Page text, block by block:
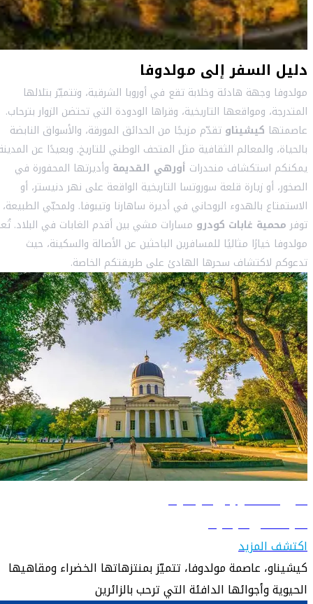
دليل السفر إلى مولدوفا
مولدوفا وجهة هادئة وخلابة تقع في أوروبا الشرقية، وتتميّز بتلالها
المتدرجة، ومواقعها التاريخية، وقراها الودودة التي تحتضن الزوار بترحاب.
عاصمتها كيشيناو تقدّم مزيجًا من الحدائق المورقة، والأسواق النابضة
بالحياة، والمعالم الثقافية مثل المتحف الوطني للتاريخ. وبعيدًا عن
يمكنكم استكشاف منحدرات أورهي القديمة وأديرتها المحفورة في
الصخور، أو زيارة قلعة سوروتسا التاريخية الواقعة على نهر دنيستر، أو
الاستمتاع بالهدوء الروحاني في أديرة ساهارنا وتيبوفا. ولمحبّي الطبيعة،
توفرمحمية غابات كودرو مسارات مشي بين أقدم الغابات في البلاد.
مولدوفا خيارًا مثاليًا للمسافرين الباحثين عن الأصالة والسكينة، حيث
تدعوكم لاكتشاف سحرها الهادئ على طريقتكم الخاصة.
دليل السفر إلى كيشيناو
تعرّف على كيشيناو
اكتشف المزيد
كيشيناو، عاصمة مولدوفا، تتميّز بمنتزهاتها الخضراء ومقاهيها
الحيوية وأجوائها الدافئة التي ترحب بالزائرين